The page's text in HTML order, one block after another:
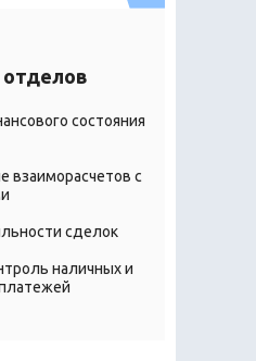
состояния
взаиморасчетов с
сделок
наличных и